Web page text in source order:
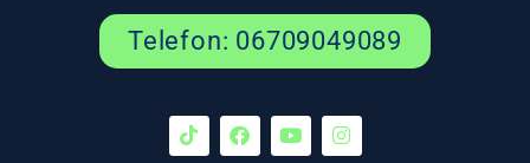
Telefon: 06709049089